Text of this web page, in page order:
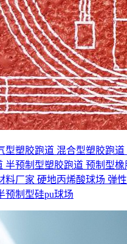
型塑胶跑道 混合型塑胶跑道
半预制型塑胶跑道 预制型橡
料厂家 硬地丙烯酸球场 弹
预制型硅pu球场